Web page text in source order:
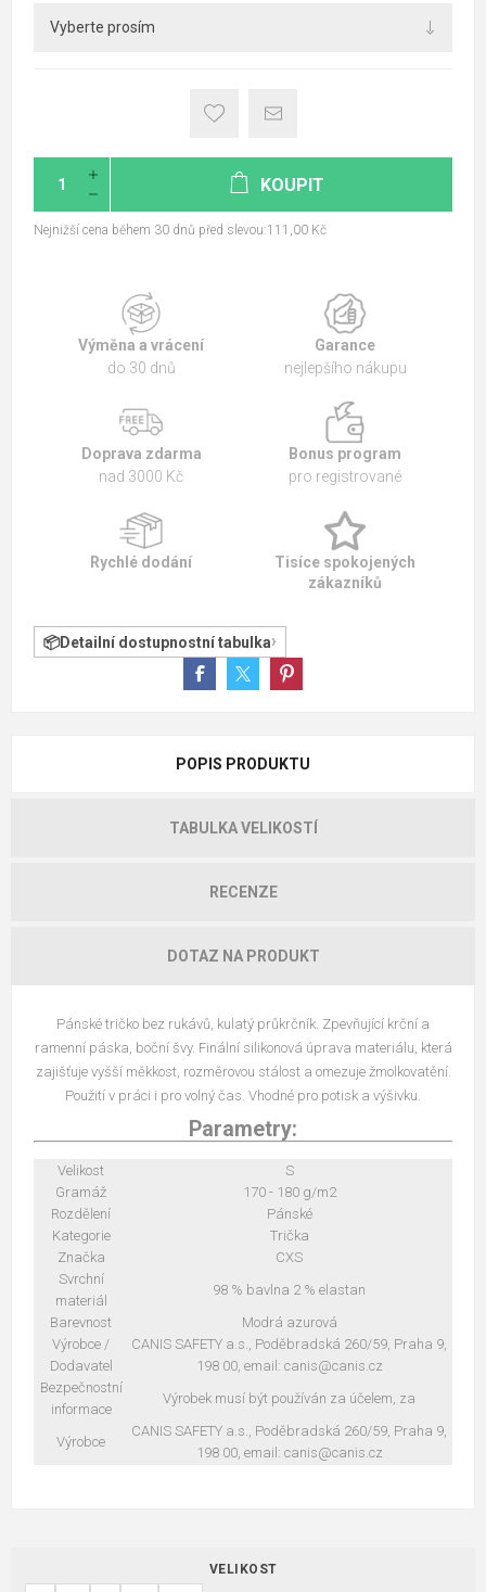
KOUPIT
Nejnižší cena během 30 dnů před slevou:111,00 Kč
Výměna a vrácení
do 30 dnů
Garance
nejlepšího nákupu
Doprava zdarma
nad 3000 Kč
Bonus program
pro registrované
Rychlé dodání
Tisíce spokojených
zákazníků
Detailní dostupnostní tabulka
POPIS PRODUKTU
TABULKA VELIKOSTÍ
RECENZE
DOTAZ NA PRODUKT
Pánské tričko bez rukávů, kulatý průkrčník. Zpevňující krční a
ramenní páska, boční švy. Finální silikonová úprava materiálu, která
zajišťuje vyšší měkkost, rozměrovou stálost a omezuje žmolkovatění.
Použití v práci i pro volný čas. Vhodné pro potisk a výšivku.
Parametry:
Velikost
S
Gramáž
170 - 180 g/m2
Rozdělení
Pánské
Kategorie
Trička
Značka
CXS
Svrchní
materiál
98 % bavlna 2 % elastan
Barevnost
Modrá azurová
Výrobce /
Dodavatel
CANIS SAFETY a.s., Poděbradská 260/59, Praha 9,
198 00, email: canis@canis.cz
Bezpečnostní
informace
Výrobek musí být používán za účelem, za
Výrobce
CANIS SAFETY a.s., Poděbradská 260/59, Praha 9,
198 00, email: canis@canis.cz
VELIKOST